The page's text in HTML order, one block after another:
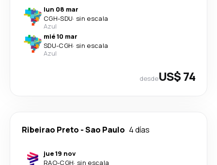
lun 08 mar
CGH-SDU· sin escala
Azul
mié 10 mar
SDU-CGH· sin escala
Azul
desdeUS$ 74
Ribeirao Preto -Sao Paulo 4 días
jue 19 nov
RAO-CGH· sin escala